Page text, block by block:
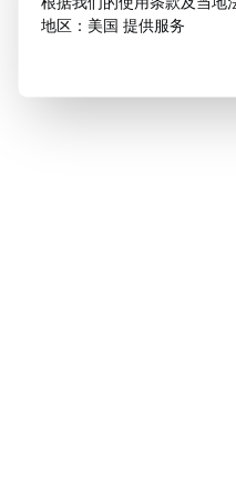
地区：美国 提供服务